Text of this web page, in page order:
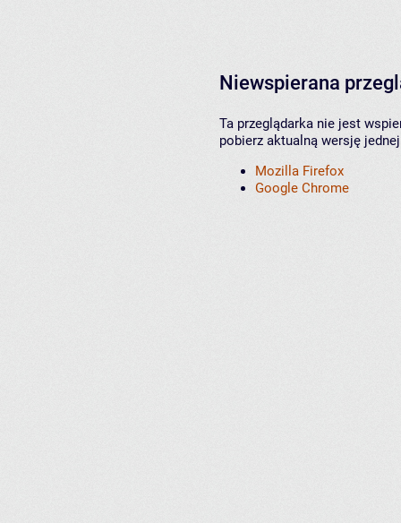
Niewspierana
Ta przeglądarka nie jest
pobierz aktualną wersję
Mozilla Firefox
Google Chrome